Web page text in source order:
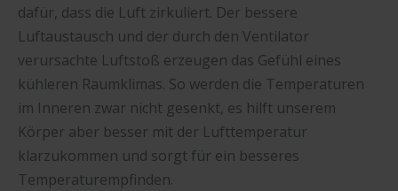
dafür, dass die Luft zirkuliert. Der bessere
Luftaustausch und der durch den Ventilator
verursachte Luftstoß erzeugen das Gefühl eines
kühleren Raumklimas. So werden die Temperaturen
im Inneren zwar nicht gesenkt, es hilft unserem
Körper aber besser mit der Lufttemperatur
klarzukommen und sorgt für ein besseres
Temperaturempfinden.